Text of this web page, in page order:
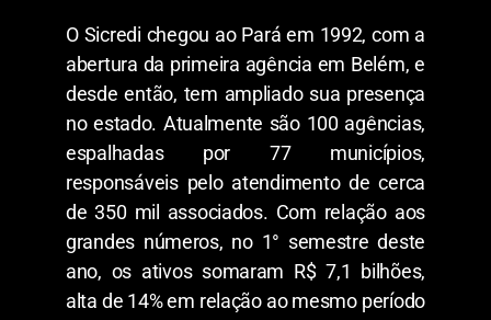
O Sicredi chegou ao Pará em 1992, com a
abertura da primeira agência em Belém, e
desde então, tem ampliado sua presença
no estado. Atualmente são 100 agências,
espalhadas por 77 municípios,
responsáveis pelo atendimento de cerca
de 350 mil associados. Com relação aos
grandes números, no 1° semestre deste
ano, os ativos somaram R$ 7,1 bilhões,
alta de 14% em relação ao mesmo período